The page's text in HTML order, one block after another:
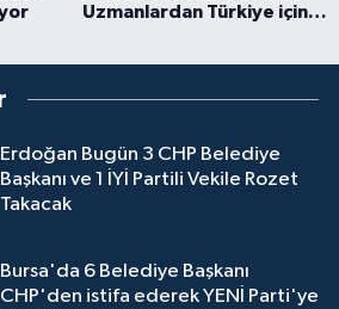
Uzmanlardan Türkiye için
Erdoğan Bugün 3 CHP Belediye
Başkanı ve 1 İYİ Partili Vekile Rozet
Takacak
Bursa'da 6 Belediye Başkanı
CHP'den istifa ederek YENİ Parti'ye